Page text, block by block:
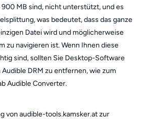
MB sind, nicht unterstützt, und es
was bedeutet, dass das ganze
Datei wird und möglicherweise
zu navigieren ist. Wenn Ihnen diese
sind, sollten Sie Desktop-Software
DRM zu entfernen, wie zum
Audible Converter.
von audible-tools.kamsker.at zur